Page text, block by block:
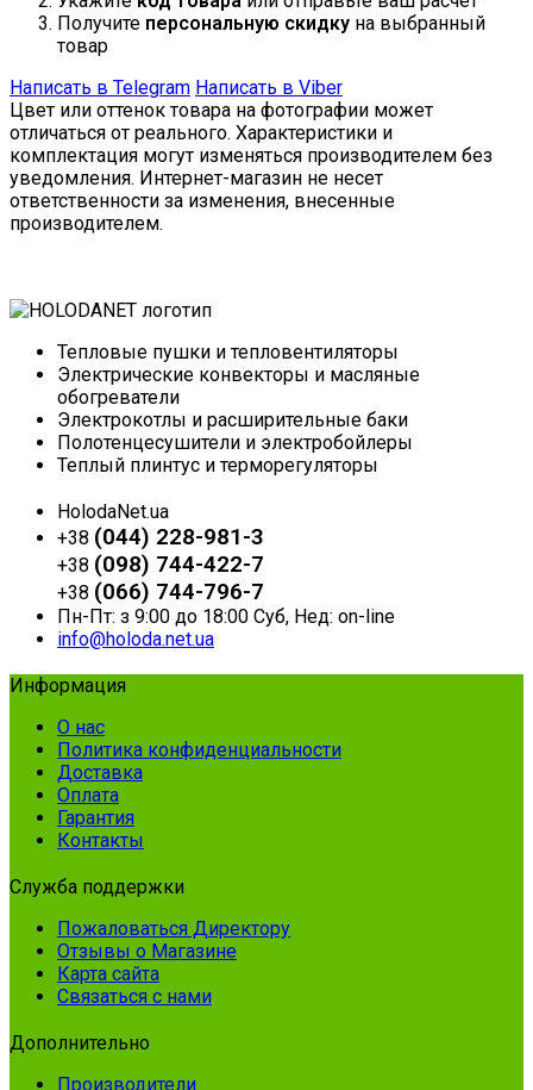
Получите персональную скидку на выбранный
товар
Написать в Telegram Написать в Viber
Цвет или оттенок товара на фотографии может
отличаться от реального. Характеристики и
комплектация могут изменяться производителем без
уведомления. Интернет-магазин не несет
ответственности за изменения, внесенные
производителем.
Тепловые пушки и тепловентиляторы
Электрические конвекторы и масляные
обогреватели
Электрокотлы и расширительные баки
Полотенцесушители и электробойлеры
Теплый плинтус и терморегуляторы
HolodaNet.ua
+38 (044) 228-981-3
+38 (098) 744-422-7
+38 (066) 744-796-7
Пн-Пт: з 9:00 до 18:00 Суб, Нед: on-line
info@holoda.net.ua
Информация
О нас
Политика конфиденциальности
Доставка
Оплата
Гарантия
Контакты
Служба поддержки
Пожаловаться Директору
Отзывы о Магазине
Карта сайта
Связаться с нами
Дополнительно
Производители